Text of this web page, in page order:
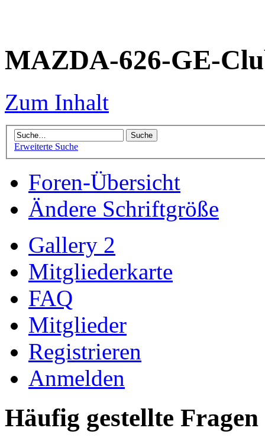
MAZDA-626-GE-
Zum Inhalt
Erweiterte Suche
Foren-Übersicht
Ändere Schriftgröße
Gallery 2
Mitgliederkarte
FAQ
Mitglieder
Registrieren
Anmelden
Häufig gestellte Fragen